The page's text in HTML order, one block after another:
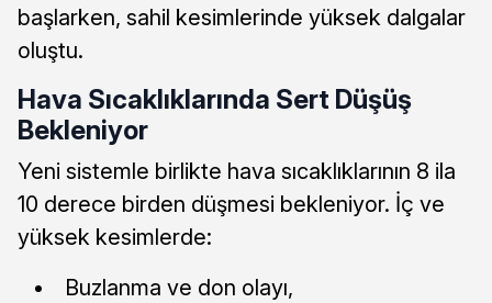
başlarken, sahil kesimlerinde yüksek dalgalar
oluştu.
Hava Sıcaklıklarında Sert Düşüş
Bekleniyor
Yeni sistemle birlikte hava sıcaklıklarının 8 ila
10 derece birden düşmesi bekleniyor. İç ve
yüksek kesimlerde:
Buzlanma ve don olayı,